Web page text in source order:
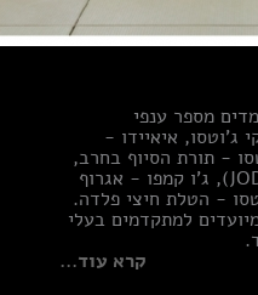
מספר ענפי
ג'וטסו, איאיידו -
- תורת הסיוף בחרב,
ג'ודו- מקל קצר (JODO), ג'ו קמפו - אגרוף
- הטלת חיצי פלדה.
למתקדמים בעלי
קרא עוד...